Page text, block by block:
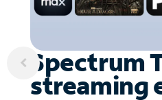
Spectrum
streaming